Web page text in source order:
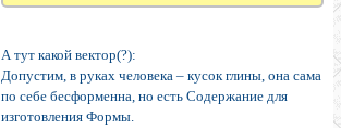
А тут какой вектор(?):
Допустим, в руках человека – кусок глины, она сама
по себе бесформенна, но есть Содержание для
изготовления Формы.